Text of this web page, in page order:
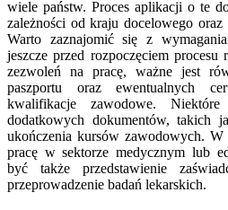
wiele państw. Proces aplikacji o te
zależności od kraju docelowego
Warto zaznajomić się z
jeszcze przed rozpoczęciem
zezwoleń na pracę, ważne jest
paszportu oraz ewentualnych
kwalifikacje zawodowe.
dodatkowych dokumentów, takich
ukończenia kursów zawodowych.
pracę w sektorze medycznym lub
być także przedstawienie
przeprowadzenie badań lekarskich.